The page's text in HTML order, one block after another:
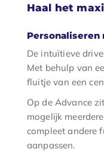
Haal het
Personaliseren
De intuïtieve
Met behulp van
fluitje van een
Op de Advance
mogelijk
compleet andere
aanpassen.